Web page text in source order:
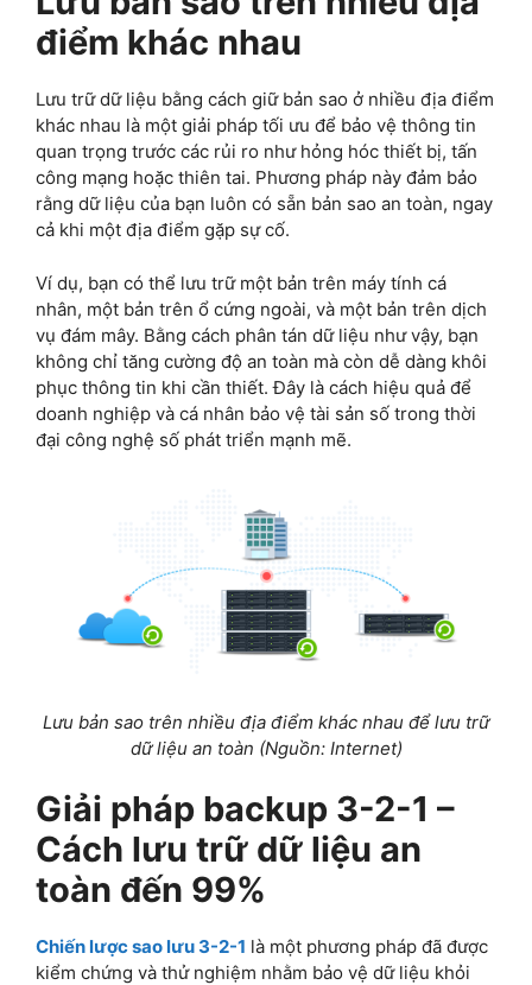
điểm khác nhau
Lưu trữ dữ liệu bằng cách giữ bản sao ở nhiều địa điểm
khác nhau là một giải pháp tối ưu để bảo vệ thông tin
quan trọng trước các rủi ro như hỏng hóc thiết bị, tấn
công mạng hoặc thiên tai. Phương pháp này đảm bảo
rằng dữ liệu của bạn luôn có sẵn bản sao an toàn, ngay
cả khi một địa điểm gặp sự cố.
Ví dụ, bạn có thể lưu trữ một bản trên máy tính cá
nhân, một bản trên ổ cứng ngoài, và một bản trên dịch
vụ đám mây. Bằng cách phân tán dữ liệu như vậy, bạn
không chỉ tăng cường độ an toàn mà còn dễ dàng khôi
phục thông tin khi cần thiết. Đây là cách hiệu quả để
doanh nghiệp và cá nhân bảo vệ tài sản số trong thời
đại công nghệ số phát triển mạnh mẽ.
Lưu bản sao trên nhiều địa điểm khác nhau để lưu trữ
dữ liệu an toàn (Nguồn: Internet)
Giải pháp backup 3-2-1 –
Cách lưu trữ dữ liệu an
toàn đến 99%
Chiến lược sao lưu 3-2-1 là một phương pháp đã được
kiểm chứng và thử nghiệm nhằm bảo vệ dữ liệu khỏi